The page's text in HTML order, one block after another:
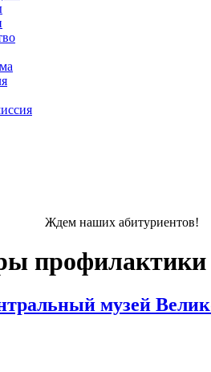
Ждем наших
профилактики
музей